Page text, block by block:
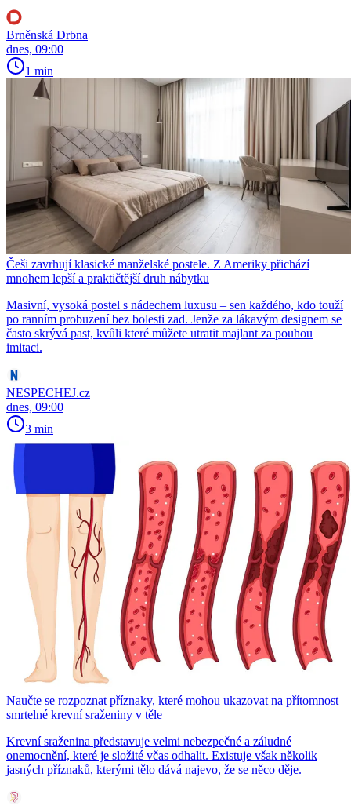
Brněnská Drbna
dnes, 09:00
1 min
Češi zavrhují klasické manželské postele. Z Ameriky přichází
mnohem lepší a praktičtější druh nábytku
Masivní, vysoká postel s nádechem luxusu – sen každého, kdo touží
po ranním probuzení bez bolesti zad. Jenže za lákavým designem se
často skrývá past, kvůli které můžete utratit majlant za pouhou
imitaci.
NESPECHEJ.cz
dnes, 09:00
3 min
Naučte se rozpoznat příznaky, které mohou ukazovat na přítomnost
smrtelné krevní sraženiny v těle
Krevní sraženina představuje velmi nebezpečné a záludné
onemocnění, které je složité včas odhalit. Existuje však několik
jasných příznaků, kterými tělo dává najevo, že se něco děje.